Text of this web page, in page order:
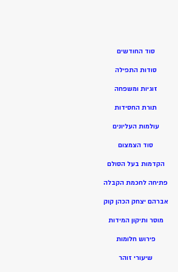
סוד החודשים
סודות התפילה
זוגיות ומשפחה
תורת החסידות
עולמות העליונים
סוד הצמצום
הקדמות בעל הסולם
פתיחה לחכמת הקבלה
אברהם יצחק הכהן קוק
מוסר ותיקון המידות
פירוש חלומות
שיעורי זוהר